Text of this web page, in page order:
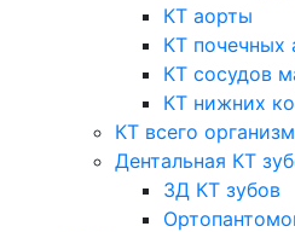
КТ аорты
КТ почечных
КТ сосудов
КТ нижних
КТ всего
Дентальная КТ
3Д КТ зубов